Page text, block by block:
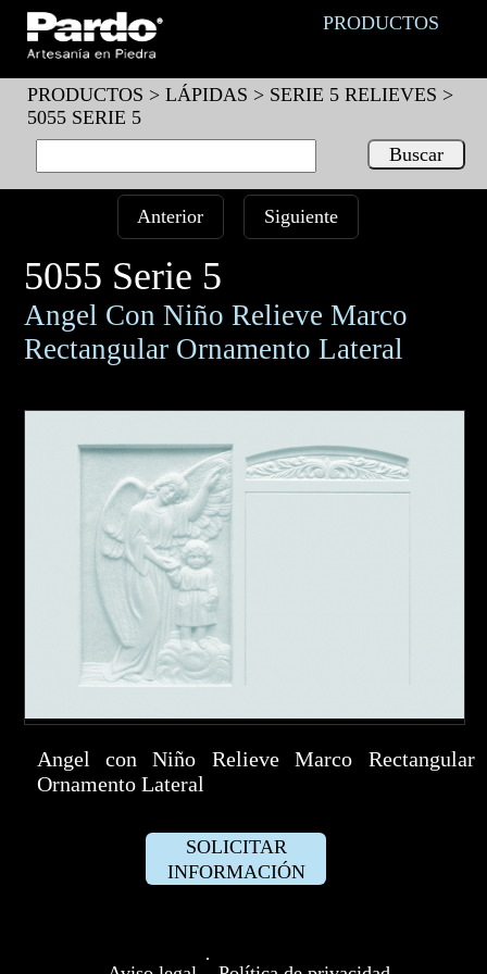
PRODUCTOS
PRODUCTOS > LÁPIDAS > SERIE 5 RELIEVES >
5055 SERIE 5
Anterior Siguiente
5055 Serie 5
Angel Con Niño Relieve Marco
Rectangular Ornamento Lateral
Angel con Niño Relieve Marco Rectangular
Ornamento Lateral
SOLICITAR
INFORMACIÓN
·